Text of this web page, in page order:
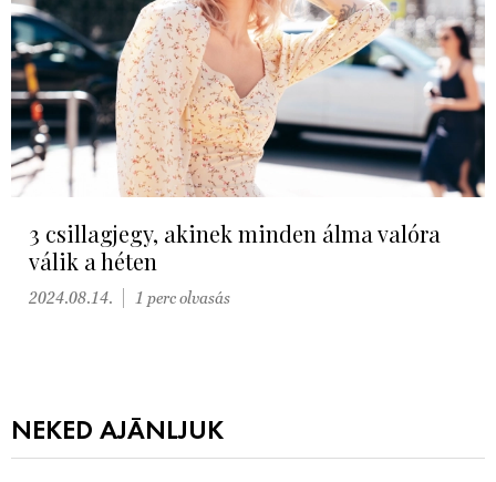
3 csillagjegy, akinek minden álma valóra
válik a héten
2024.08.14. 1 perc olvasás
NEKED AJÁNLJUK